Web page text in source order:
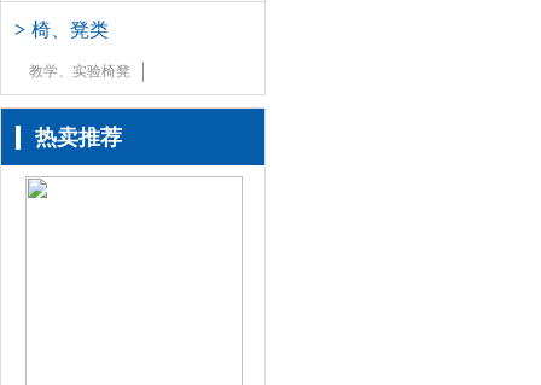
> 椅、凳类
教学、实验椅凳
热卖推荐